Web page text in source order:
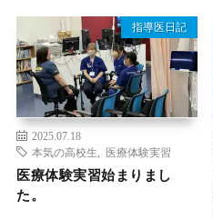
指導医日記
2025.07.18
本気の高校生
医療体験実習
医療体験実習始まりまし
た。